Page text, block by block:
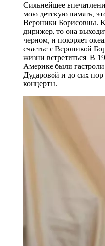
Сильнейшее
мою детскую память,
Вероники Борисовны.
дирижер, то она
черном, и покоряет
счастье с Вероникой
жизни встретиться. В
Америке были
Дударовой и до сих
концерты.